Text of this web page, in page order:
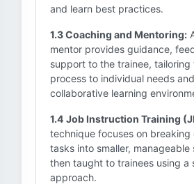
and learn best practices.
1.3 Coaching and Mentoring:
mentor provides guidance,
support to the trainee, tailoring
process to individual needs
collaborative learning
1.4 Job Instruction Training
technique focuses on breaking
tasks into smaller,
then taught to trainees using a
approach.